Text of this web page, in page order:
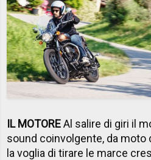
IL MOTOREAl salire di giri il
sound coinvolgente, da moto
la voglia di tirare le marce